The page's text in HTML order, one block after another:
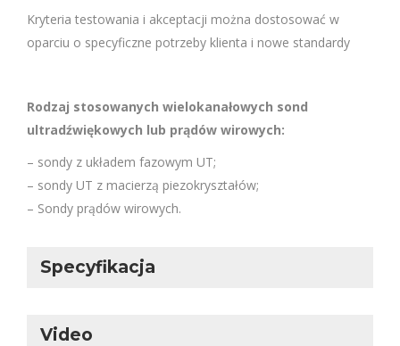
Kryteria testowania i akceptacji można dostosować w
oparciu o specyficzne potrzeby klienta i nowe standardy
Rodzaj stosowanych wielokanałowych sond
ultradźwiękowych lub prądów wirowych:
– sondy z układem fazowym UT;
– sondy UT z macierzą piezokryształów;
– Sondy prądów wirowych.
Specyfikacja
Video